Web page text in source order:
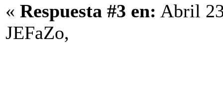
« Respuesta #3 en: Abril
JEFaZo,